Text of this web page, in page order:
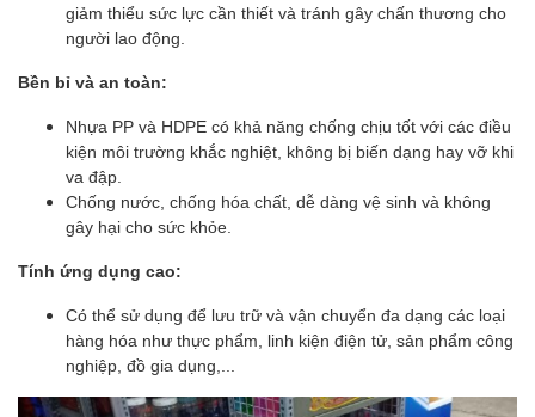
giảm thiểu sức lực cần thiết và tránh gây chấn thương cho
người lao động.
Bền bỉ và an toàn:
Nhựa PP và HDPE có khả năng chống chịu tốt với các điều
kiện môi trường khắc nghiệt, không bị biến dạng hay vỡ khi
va đập.
Chống nước, chống hóa chất, dễ dàng vệ sinh và không
gây hại cho sức khỏe.
Tính ứng dụng cao:
Có thể sử dụng để lưu trữ và vận chuyển đa dạng các loại
hàng hóa như thực phẩm, linh kiện điện tử, sản phẩm công
nghiệp, đồ gia dụng,...